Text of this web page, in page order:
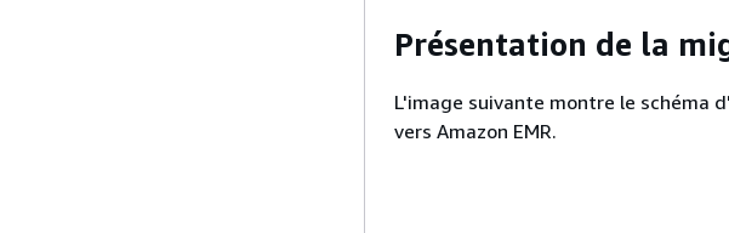
Présentation de la
L'image suivante montre le schéma
vers Amazon EMR.